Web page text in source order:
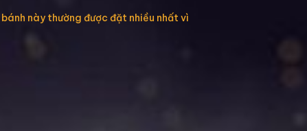
này thường được đặt nhiều nhất vì